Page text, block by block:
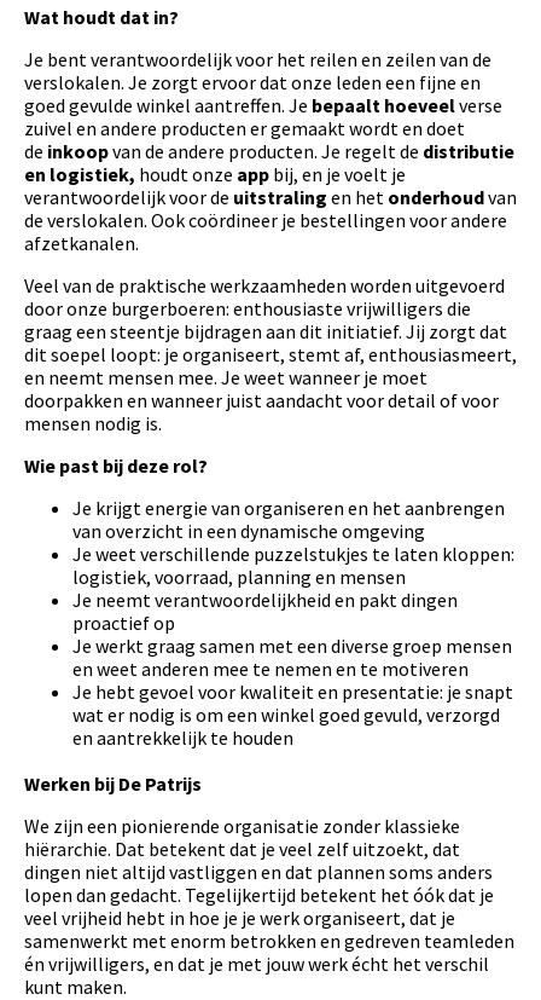
Wat houdt dat in?
Je bent verantwoordelijk voor het reilen en zeilen van de
verslokalen. Je zorgt ervoor dat onze leden een fijne en
goed gevulde winkel aantreffen. Je bepaalt hoeveelverse
zuivel en andere producten er gemaakt wordt en doet
de inkoopvan de andere producten. Je regelt de distributie
en logistiek, houdt onze app bij, en je voelt je
verantwoordelijk voor de uitstraling en het onderhoudvan
de verslokalen. Ook coördineer je bestellingen voor andere
afzetkanalen.
Veel van de praktische werkzaamheden worden uitgevoerd
door onze burgerboeren: enthousiaste vrijwilligers die
graag een steentje bijdragen aan dit initiatief. Jij zorgt dat
dit soepel loopt: je organiseert, stemt af, enthousiasmeert,
en neemt mensen mee. Je weet wanneer je moet
doorpakken en wanneer juist aandacht voor detail of voor
mensen nodig is.
Wie past bij deze rol?
Je krijgt energie van organiseren en het aanbrengen
van overzicht in een dynamische omgeving
Je weet verschillende puzzelstukjes te laten kloppen:
logistiek, voorraad, planning en mensen
Je neemt verantwoordelijkheid en pakt dingen
proactief op
Je werkt graag samen met een diverse groep mensen
en weet anderen mee te nemen en te motiveren
Je hebt gevoel voor kwaliteit en presentatie: je snapt
wat er nodig is om een winkel goed gevuld, verzorgd
en aantrekkelijk te houden
Werken bij De Patrijs
We zijn een pionierende organisatie zonder klassieke
hiërarchie. Dat betekent dat je veel zelf uitzoekt, dat
dingen niet altijd vastliggen en dat plannen soms anders
lopen dan gedacht. Tegelijkertijd betekent het óók dat je
veel vrijheid hebt in hoe je je werk organiseert, dat je
samenwerkt met enorm betrokken en gedreven teamleden
én vrijwilligers, en dat je met jouw werk écht het verschil
kunt maken.